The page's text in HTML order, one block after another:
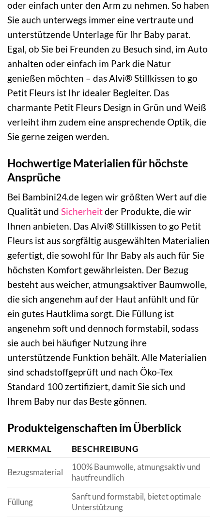
oder einfach unter den Arm zu nehmen. So haben
Sie auch unterwegs immer eine vertraute und
unterstützende Unterlage für Ihr Baby parat.
Egal, ob Sie bei Freunden zu Besuch sind, im Auto
anhalten oder einfach im Park die Natur
genießen möchten – das Alvi® Stillkissen to go
Petit Fleurs ist Ihr idealer Begleiter. Das
charmante Petit Fleurs Design in Grün und Weiß
verleiht ihm zudem eine ansprechende Optik, die
Sie gerne zeigen werden.
Hochwertige Materialien für höchste
Ansprüche
Bei Bambini24.de legen wir größten Wert auf die
Qualität und Sicherheitder Produkte, die wir
Ihnen anbieten. Das Alvi® Stillkissen to go Petit
Fleurs ist aus sorgfältig ausgewählten Materialien
gefertigt, die sowohl für Ihr Baby als auch für Sie
höchsten Komfort gewährleisten. Der Bezug
besteht aus weicher, atmungsaktiver Baumwolle,
die sich angenehm auf der Haut anfühlt und für
ein gutes Hautklima sorgt. Die Füllung ist
angenehm soft und dennoch formstabil, sodass
sie auch bei häufiger Nutzung ihre
unterstützende Funktion behält. Alle Materialien
sind schadstoffgeprüft und nach Öko-Tex
Standard 100 zertifiziert, damit Sie sich und
Ihrem Baby nur das Beste gönnen.
Produkteigenschaften im Überblick
MERKMAL BESCHREIBUNG
Bezugsmaterial
100% Baumwolle, atmungsaktiv und
hautfreundlich
Füllung
Sanft und formstabil, bietet optimale
Unterstützung